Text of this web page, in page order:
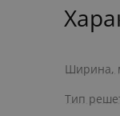
Ширина,
Тип